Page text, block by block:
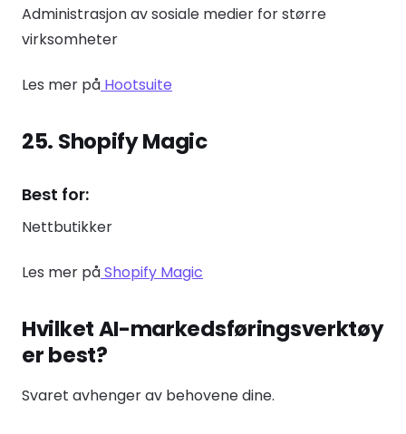
Administrasjon av sosiale medier for større
virksomheter
Les mer på Hootsuite
25. Shopify Magic
Best for:
Nettbutikker
Les mer påShopify Magic
Hvilket AI-markedsføringsverktøy
er best?
Svaret avhenger av behovene dine.